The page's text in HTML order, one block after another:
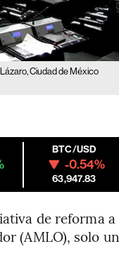
Ciudad de México
BTC/USD
-0.54%
63,947.83
de reforma a
(AMLO), solo un